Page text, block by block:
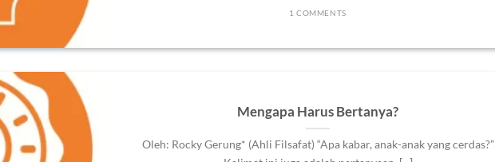
1 COMMENTS
Mengapa Harus Bertanya?
Oleh: Rocky Gerung* (Ahli Filsafat) “Apa kabar, anak-anak yang cerdas?”